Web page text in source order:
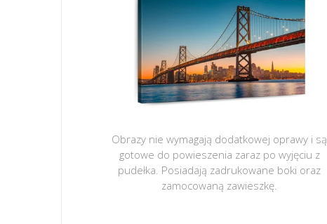
Obrazy nie wymagają dodatkowej oprawy i są
gotowe do powieszenia zaraz po wyjęciu z
pudełka. Posiadają zadrukowane boki oraz
zamocowaną zawieszkę.